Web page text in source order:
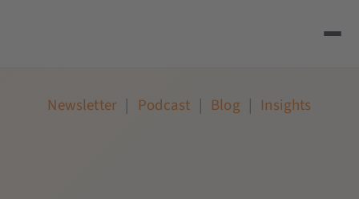
Newsletter | Podcast | Blog | Insights